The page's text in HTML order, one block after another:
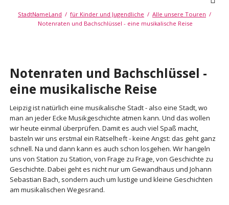
StadtNameLand für Kinder und Jugendliche
Alle unsere Touren
Notenraten und Bachschlüssel - eine musikalische Reise
Notenraten und Bachschlüssel -
eine musikalische Reise
Leipzig ist natürlich eine musikalische Stadt - also eine Stadt, wo
man an jeder Ecke Musikgeschichte atmen kann. Und das wollen
wir heute einmal überprüfen. Damit es auch viel Spaß macht,
basteln wir uns erstmal ein Rätselheft - keine Angst: das geht ganz
schnell. Na und dann kann es auch schon losgehen. Wir hangeln
uns von Station zu Station, von Frage zu Frage, von Geschichte zu
Geschichte. Dabei geht es nicht nur um Gewandhaus und Johann
Sebastian Bach, sondern auch um lustige und kleine Geschichten
am musikalischen Wegesrand.